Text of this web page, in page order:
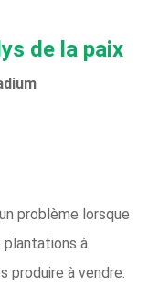
de la paix
problème lorsque
plantations à
produire à vendre.